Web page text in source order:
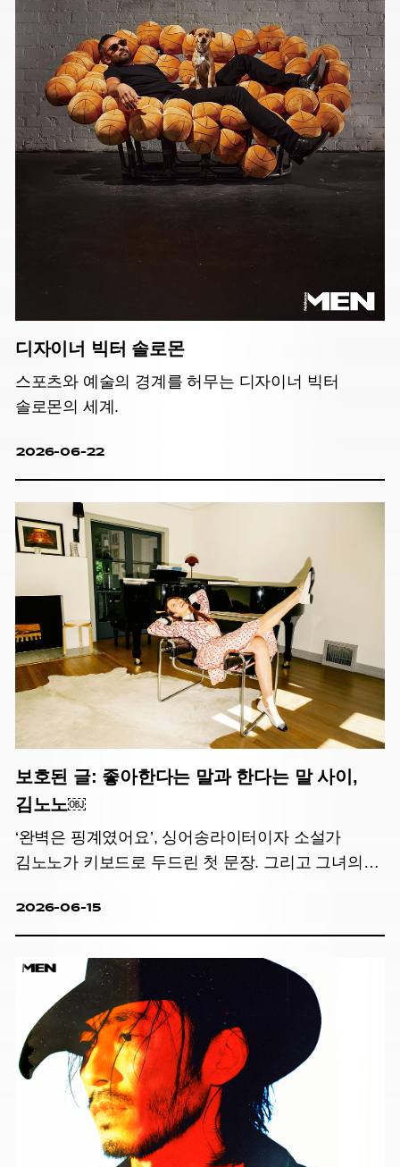
디자이너 빅터 솔로몬
스포츠와 예술의 경계를 허무는 디자이너 빅터
솔로몬의 세계.
2026-06-22
보호된 글: 좋아한다는 말과 한다는 말 사이,
김노노￼
‘완벽은 핑계였어요’, 싱어송라이터이자 소설가
김노노가 키보드로 두드린 첫 문장. 그리고 그녀의
2026-06-15